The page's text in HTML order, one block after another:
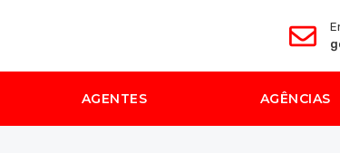
AGENTES AGÊNCIAS